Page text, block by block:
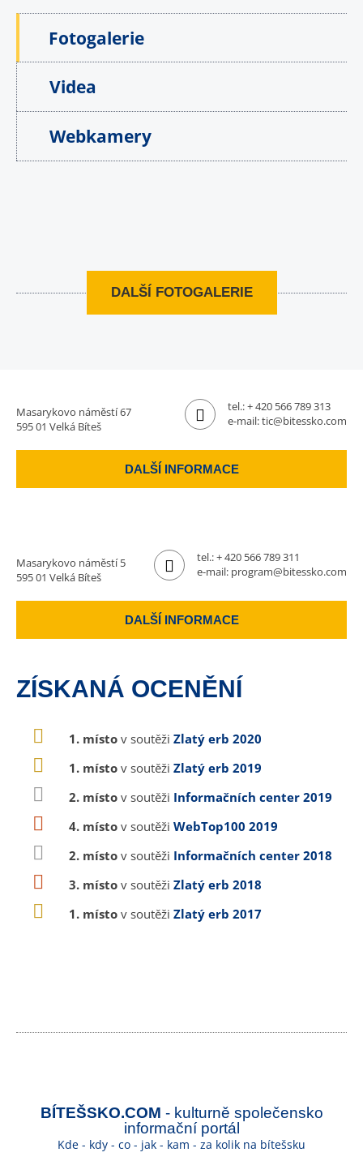
Fotogalerie
Videa
Webkamery
DALŠÍ FOTOGALERIE
Masarykovo náměstí 67
595 01 Velká Bíteš
tel.:+ 420 566 789 313
e-mail:tic@bitessko.com
DALŠÍ INFORMACE
Masarykovo náměstí 5
595 01 Velká Bíteš
tel.:+ 420 566 789 311
e-mail: program@bitessko.com
DALŠÍ INFORMACE
ZÍSKANÁ OCENĚNÍ
1. místo v soutěži Zlatý erb 2020
1. místo v soutěži Zlatý erb 2019
2. místo v soutěži Informačních center 2019
4. místo v soutěži WebTop100 2019
2. místo v soutěži Informačních center 2018
3. místo v soutěži Zlatý erb 2018
1. místo v soutěži Zlatý erb 2017
BÍTEŠSKO.COM - kulturně společensko
informační portál
Kde - kdy - co - jak - kam - za kolik na bítešsku